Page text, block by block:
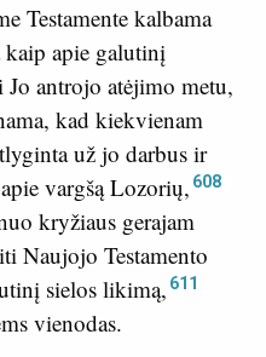
Testamente kalbama
kaip apie galutinį
antrojo atėjimo metu,
kad kiekvienam
už jo darbus ir
vargšą Lozorių, 608
kryžiaus gerajam
Naujojo Testamento
sielos likimą, 611
vienodas.